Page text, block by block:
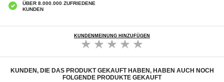
ÜBER 8.000.000 ZUFRIEDENE
KUNDEN
KUNDENMEINUNG HINZUFÜGEN
KUNDEN, DIE DAS PRODUKT GEKAUFT HABEN, HABEN AUCH NOCH
FOLGENDE PRODUKTE GEKAUFT